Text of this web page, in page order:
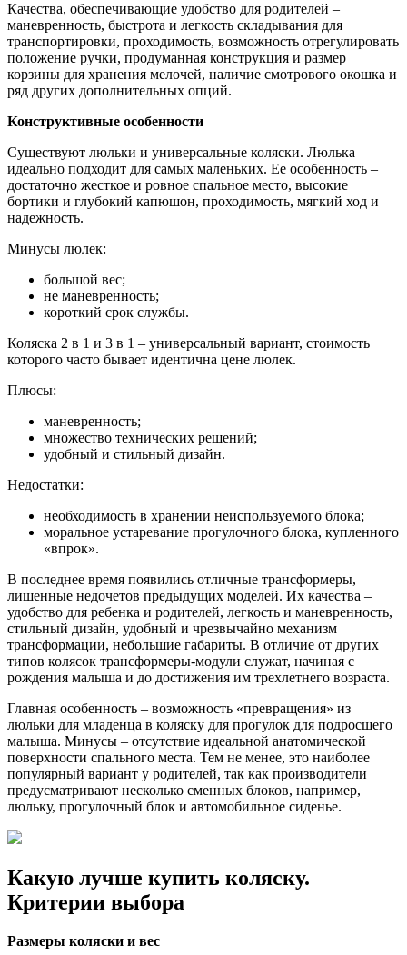
Качества, обеспечивающие удобство для родителей –
маневренность, быстрота и легкость складывания для
транспортировки, проходимость, возможность отрегулировать
положение ручки, продуманная конструкция и размер
корзины для хранения мелочей, наличие смотрового окошка и
ряд других дополнительных опций.
Конструктивные особенности
Существуют люльки и универсальные коляски. Люлька
идеально подходит для самых маленьких. Ее особенность –
достаточно жесткое и ровное спальное место, высокие
бортики и глубокий капюшон, проходимость, мягкий ход и
надежность.
Минусы люлек:
большой вес;
не маневренность;
короткий срок службы.
Коляска 2 в 1 и 3 в 1 – универсальный вариант, стоимость
которого часто бывает идентична цене люлек.
Плюсы:
маневренность;
множество технических решений;
удобный и стильный дизайн.
Недостатки:
необходимость в хранении неиспользуемого блока;
моральное устаревание прогулочного блока, купленного
«впрок».
В последнее время появились отличные трансформеры,
лишенные недочетов предыдущих моделей. Их качества –
удобство для ребенка и родителей, легкость и маневренность,
стильный дизайн, удобный и чрезвычайно механизм
трансформации, небольшие габариты. В отличие от других
типов колясок трансформеры-модули служат, начиная с
рождения малыша и до достижения им трехлетнего возраста.
Главная особенность – возможность «превращения» из
люльки для младенца в коляску для прогулок для подросшего
малыша. Минусы – отсутствие идеальной анатомической
поверхности спального места. Тем не менее, это наиболее
популярный вариант у родителей, так как производители
предусматривают несколько сменных блоков, например,
люльку, прогулочный блок и автомобильное сиденье.
Какую лучше купить коляску.
Критерии выбора
Размеры коляски и вес